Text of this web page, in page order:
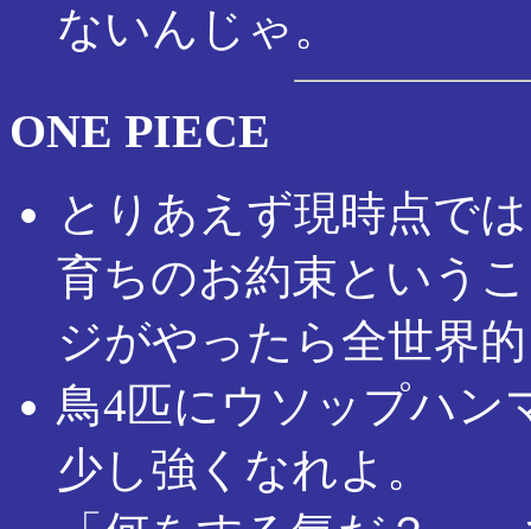
ないんじゃ。
ONE PIECE
とりあえず現時点で
育ちのお約束という
ジがやったら全世界
鳥4匹にウソップハン
少し強くなれよ。